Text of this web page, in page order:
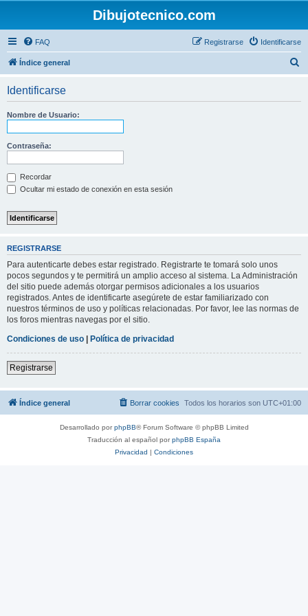
Dibujotecnico.com
FAQ Identificarse
Registrarse
Índice general
Identificarse
Nombre de Usuario:
Contraseña:
Recordar
Ocultar mi estado de conexión en esta sesión
REGISTRARSE
Para autenticarte debes estar registrado. Registrarte te tomará solo unos
pocos segundos y te permitirá un amplio acceso al sistema. La Administración
del sitio puede además otorgar permisos adicionales a los usuarios
registrados. Antes de identificarte asegúrete de estar familiarizado con
nuestros términos de uso y políticas relacionadas. Por favor, lee las normas de
los foros mientras navegas por el sitio.
Condiciones de uso | Política de privacidad
Registrarse
Índice general Todos los horarios son UTC+01:00
Borrar cookies
Desarrollado porphpBB® Forum Software © phpBB Limited
Traducción al español porphpBB España
Privacidad | Condiciones